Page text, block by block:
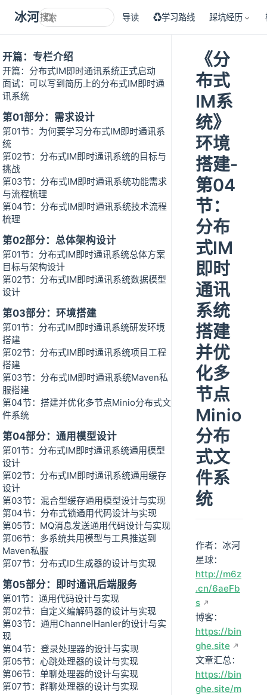
冰河技术 导读 ♻学习路线 踩坑经历
开篇：专栏介绍
开篇：分布式IM即时通讯系统正式启动
面试：可以写到简历上的分布式IM即时通
讯系统
第01部分：需求设计
第01节：为何要学习分布式IM即时通讯系
统
第02节：分布式IM即时通讯系统的目标与
挑战
第03节：分布式IM即时通讯系统功能需求
与流程梳理
第04节：分布式IM即时通讯系统技术流程
梳理
第02部分：总体架构设计
第01节：分布式IM即时通讯系统总体方案
目标与架构设计
第02节：分布式IM即时通讯系统数据模型
设计
第03部分：环境搭建
第01节：分布式IM即时通讯系统研发环境
搭建
第02节：分布式IM即时通讯系统项目工程
搭建
第03节：分布式IM即时通讯系统Maven私
服搭建
第04节：搭建并优化多节点Minio分布式文
件系统
第04部分：通用模型设计
第01节：分布式IM即时通讯系统通用模型
设计
第02节：分布式IM即时通讯系统通用缓存
设计
第03节：混合型缓存通用模型设计与实现
第04节：分布式锁通用代码设计与实现
第05节：MQ消息发送通用代码设计与实现
第06节：多系统共用模型与工具推送到
Maven私服
第07节：分布式ID生成器的设计与实现
第05部分：即时通讯后端服务
第01节：通用代码设计与实现
第02节：自定义编解码器的设计与实现
第03节：通用ChannelHanler的设计与实
现
第04节：登录处理器的设计与实现
第05节：心跳处理器的设计与实现
第06节：单聊处理器的设计与实现
第07节：群聊处理器的设计与实现
《分
布式
IM系
统》
环境
搭建-
第04
节：
分布
式IM
即时
通讯
系统
搭建
并优
化多
节点
Minio
分布
式文
件系
统
作者：冰河
星球：
http://m6z
.cn/6aeFb
s
博客：
https://bin
ghe.site
文章汇总：
https://bin
ghe.site/m